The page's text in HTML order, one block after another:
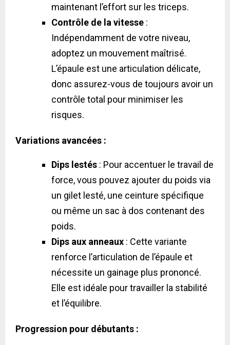
maintenant l’effort sur les triceps.
Contrôle de la vitesse :
Indépendamment de votre niveau,
adoptez un mouvement maîtrisé.
L’épaule est une articulation délicate,
donc assurez-vous de toujours avoir un
contrôle total pour minimiser les
risques.
Variations avancées :
Dips lestés : Pour accentuer le travail de
force, vous pouvez ajouter du poids via
un gilet lesté, une ceinture spécifique
ou même un sac à dos contenant des
poids.
Dips aux anneaux : Cette variante
renforce l’articulation de l’épaule et
nécessite un gainage plus prononcé.
Elle est idéale pour travailler la stabilité
et l’équilibre.
Progression pour débutants :